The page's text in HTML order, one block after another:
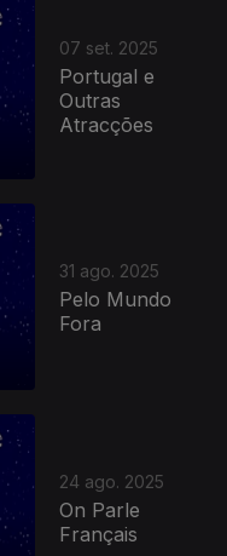
07 set. 2025
Portugal e
Outras
Atracções
31 ago. 2025
Pelo Mundo
Fora
24 ago. 2025
On Parle
Français